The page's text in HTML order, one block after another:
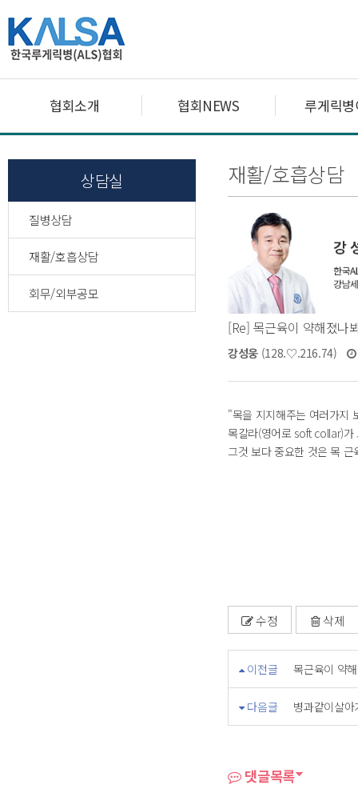
협회소개 협회NEWS 루게릭
상담실
질병상담
재활/호흡상담
회무/외부공모
재활/호흡상담
[Re] 목근육이 약해졌나
강성웅(128.♡.216.74)
"목을 지지해주는 여러가지
목칼라(영어로 soft collar)가
그것 보다 중요한 것은 목 근
수정 삭제
이전글 목근육이 약
다음글 병과같이살
댓글목록